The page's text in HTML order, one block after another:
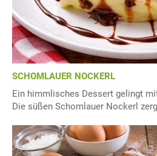
SCHOMLAUER NOCKERL
Ein himmlisches Dessert gelingt
Die süßen Schomlauer Nockerl